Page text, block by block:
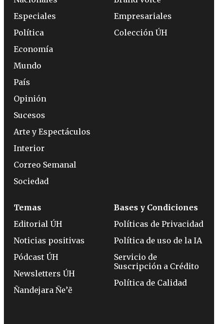
Especiales
Política
Economía
Mundo
País
Opinión
Sucesos
Arte y Espectáculos
Interior
Correo Semanal
Sociedad
Empresariales
Colección ÚH
Temas
Editorial ÚH
Noticias positivas
Pódcast ÚH
Newsletters ÚH
Ñandejara Ñe’ẽ
Bases y Condiciones
Políticas de Privacidad
Política de uso de la IA
Servicio de
Suscripción a Crédito
Política de Calidad